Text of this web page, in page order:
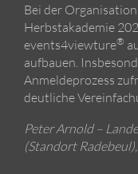
Bei der
Herbstakademie
events4viewture®
aufbauen.
Anmeldeprozess
deutliche
Peter Arnold –
(Standort